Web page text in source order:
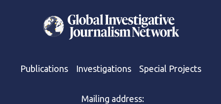
Publications Investigations Special Projects
Mailing address: